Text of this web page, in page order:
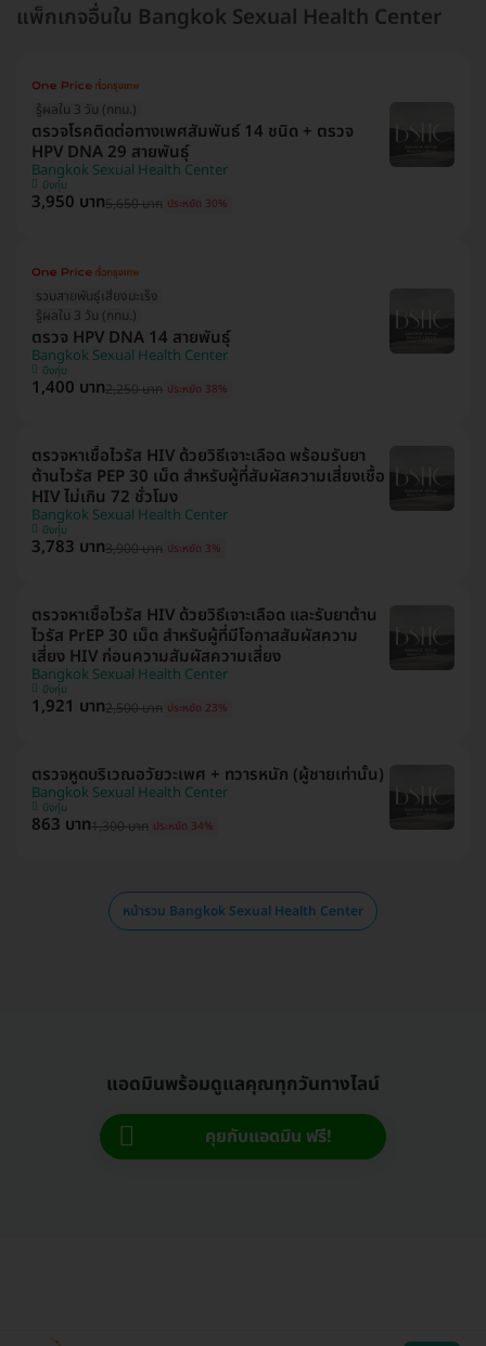
แพ็กเกจอื่นใน Bangkok Sexual Health Center
รู้ผลใน 3 วัน (กทม.)
ตรวจโรคติดต่อทางเพศสัมพันธ์ 14 ชนิด + ตรวจ
HPV DNA 29 สายพันธุ์
Bangkok Sexual Health Center
บึงกุ่ม
3,950 บาท5,650 บาท ประหยัด 30%
รวมสายพันธุ์เสี่ยงมะเร็ง
รู้ผลใน 3 วัน (กทม.)
ตรวจ HPV DNA 14 สายพันธุ์
Bangkok Sexual Health Center
บึงกุ่ม
1,400 บาท2,250 บาท ประหยัด 38%
ตรวจหาเชื้อไวรัส HIV ด้วยวิธีเจาะเลือด พร้อมรับยา
ต้านไวรัส PEP 30 เม็ด สำหรับผู้ที่สัมผัสความเสี่ยงเชื้อ
HIV ไม่เกิน 72 ชั่วโมง
Bangkok Sexual Health Center
บึงกุ่ม
3,783 บาท3,900 บาท ประหยัด 3%
ตรวจหาเชื้อไวรัส HIV ด้วยวิธีเจาะเลือด และรับยาต้าน
ไวรัส PrEP 30 เม็ด สำหรับผู้ที่มีโอกาสสัมผัสความ
เสี่ยง HIV ก่อนความสัมผัสความเสี่ยง
Bangkok Sexual Health Center
บึงกุ่ม
1,921 บาท2,500 บาท ประหยัด 23%
ตรวจหูดบริเวณอวัยวะเพศ + ทวารหนัก (ผู้ชายเท่านั้น)
Bangkok Sexual Health Center
บึงกุ่ม
863 บาท1,300 บาท ประหยัด 34%
หน้ารวม Bangkok Sexual Health Center
แอดมินพร้อมดูแลคุณทุกวันทางไลน์
คุยกับแอดมิน ฟรี!